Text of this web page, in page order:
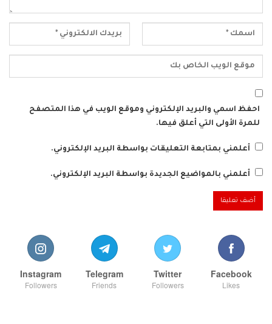
احفظ اسمي والبريد الإلكتروني وموقع الويب في هذا المتصفح
للمرة الأولى التي أعلق فيها.
أعلمني بمتابعة التعليقات بواسطة البريد الإلكتروني.
أعلمني بالمواضيع الجديدة بواسطة البريد الإلكتروني.
Facebook
Likes
Twitter
Followers
Telegram
Friends
Instagram
Followers